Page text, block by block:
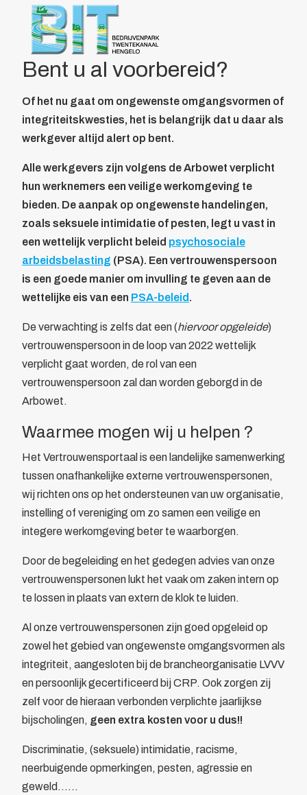
Over BIT
Bestuur
Doelstelling
Voordelen
Beheer bedrijvenpark Twentekanaal
Calamiteitenkaart
Veiligheid
KVO
Duurzaamheid
Parkeren vrachtwagens
Collectief
Beveiliging
Bewegwijzering
Brandverzekering
Energiekosten Besparing
Juridische dienstverlening
Veiligheidsopleidingen
Overzicht
Ledenpas
Agenda
Actueel
Contact
Lid worden
Home / Leden / Ledenpas
Het Vertrouwensportaal
Bent u al voorbereid?
Of het nu gaat om ongewenste omgangsvormen of
integriteitskwesties, het is belangrijk dat u daar als
werkgever altijd alert op bent.
Alle werkgevers zijn volgens de Arbowet verplicht
hun werknemers een veilige werkomgeving te
bieden. De aanpak op ongewenste handelingen,
zoals seksuele intimidatie of pesten, legt u vast in
een wettelijk verplicht beleid psychosociale
arbeidsbelasting (PSA). Een vertrouwenspersoon
is een goede manier om invulling te geven aan de
wettelijke eis van een PSA-beleid .
De verwachting is zelfs dat een (hiervoor opgeleide)
vertrouwenspersoon in de loop van 2022 wettelijk
verplicht gaat worden, de rol van een
vertrouwenspersoon zal dan worden geborgd in de
Arbowet.
Waarmee mogen wij u helpen ?
Het Vertrouwensportaal is een landelijke samenwerking
tussen onafhankelijke externe vertrouwenspersonen,
wij richten ons op het ondersteunen van uw organisatie,
instelling of vereniging om zo samen een veilige en
integere werkomgeving beter te waarborgen.
Door de begeleiding en het gedegen advies van onze
vertrouwenspersonen lukt het vaak om zaken intern op
te lossen in plaats van extern de klok te luiden.
Al onze vertrouwenspersonen zijn goed opgeleid op
zowel het gebied van ongewenste omgangsvormen als
integriteit, aangesloten bij de brancheorganisatie LVVV
en persoonlijk gecertificeerd bij CRP. Ook zorgen zij
zelf voor de hieraan verbonden verplichte jaarlijkse
bijscholingen, geen extra kosten voor u dus!!
Discriminatie, (seksuele) intimidatie, racisme,
neerbuigende opmerkingen, pesten, agressie en
geweld......